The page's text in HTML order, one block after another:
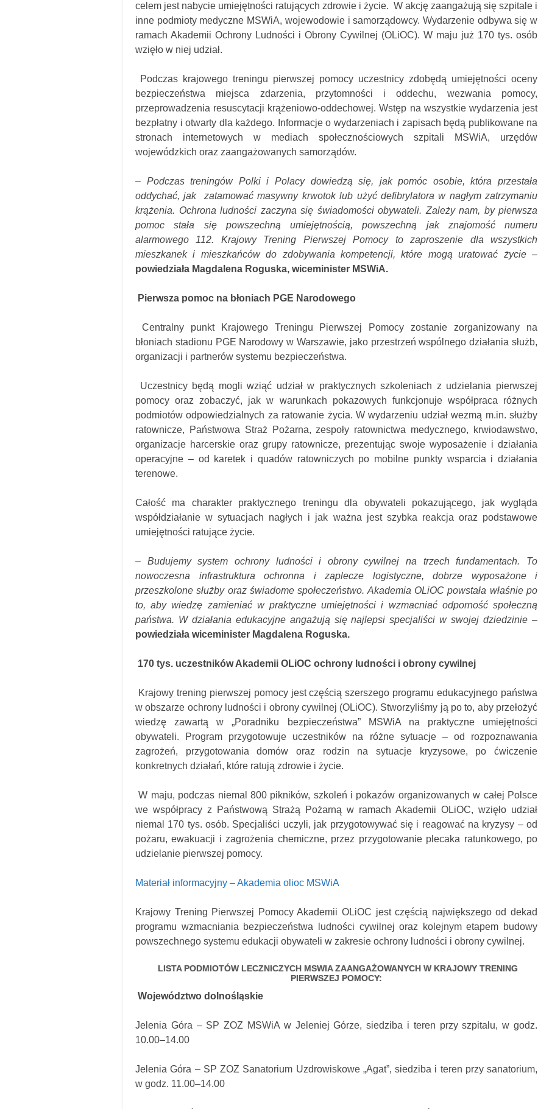
celem jest nabycie umiejętności ratujących zdrowie i życie. W akcję zaangażują się szpitale i
inne podmioty medyczne MSWiA, wojewodowie i samorządowcy. Wydarzenie odbywa się w
ramach Akademii Ochrony Ludności i Obrony Cywilnej (OLiOC). W maju już 170 tys. osób
wzięło w niej udział.
Podczas krajowego treningu pierwszej pomocy uczestnicy zdobędą umiejętności oceny
bezpieczeństwa miejsca zdarzenia, przytomności i oddechu, wezwania pomocy,
przeprowadzenia resuscytacji krążeniowo-oddechowej. Wstęp na wszystkie wydarzenia jest
bezpłatny i otwarty dla każdego. Informacje o wydarzeniach i zapisach będą publikowane na
stronach internetowych w mediach społecznościowych szpitali MSWiA, urzędów
wojewódzkich oraz zaangażowanych samorządów.
– Podczas treningów Polki i Polacy dowiedzą się, jak pomóc osobie, która przestała
oddychać, jak zatamować masywny krwotok lub użyć defibrylatora w nagłym zatrzymaniu
krążenia. Ochrona ludności zaczyna się świadomości obywateli. Zależy nam, by pierwsza
pomoc stała się powszechną umiejętnością, powszechną jak znajomość numeru
alarmowego 112. Krajowy Trening Pierwszej Pomocy to zaproszenie dla wszystkich
mieszkanek i mieszkańców do zdobywania kompetencji, które mogą uratować życie–
powiedziała Magdalena Roguska, wiceminister MSWiA.
Pierwsza pomoc na błoniach PGE Narodowego
Centralny punkt Krajowego Treningu Pierwszej Pomocy zostanie zorganizowany na
błoniach stadionu PGE Narodowy w Warszawie, jako przestrzeń wspólnego działania służb,
organizacji i partnerów systemu bezpieczeństwa.
Uczestnicy będą mogli wziąć udział w praktycznych szkoleniach z udzielania pierwszej
pomocy oraz zobaczyć, jak w warunkach pokazowych funkcjonuje współpraca różnych
podmiotów odpowiedzialnych za ratowanie życia. W wydarzeniu udział wezmą m.in. służby
ratownicze, Państwowa Straż Pożarna, zespoły ratownictwa medycznego, krwiodawstwo,
organizacje harcerskie oraz grupy ratownicze, prezentując swoje wyposażenie i działania
operacyjne – od karetek i quadów ratowniczych po mobilne punkty wsparcia i działania
terenowe.
Całość ma charakter praktycznego treningu dla obywateli pokazującego, jak wygląda
współdziałanie w sytuacjach nagłych i jak ważna jest szybka reakcja oraz podstawowe
umiejętności ratujące życie.
– Budujemy system ochrony ludności i obrony cywilnej na trzech fundamentach. To
nowoczesna infrastruktura ochronna i zaplecze logistyczne, dobrze wyposażone i
przeszkolone służby oraz świadome społeczeństwo. Akademia OLiOC powstała właśnie po
to, aby wiedzę zamieniać w praktyczne umiejętności i wzmacniać odporność społeczną
państwa. W działania edukacyjne angażują się najlepsi specjaliści w swojej dziedzinie –
powiedziała wiceminister Magdalena Roguska.
170 tys. uczestników Akademii OLiOC ochrony ludności i obrony cywilnej
Krajowy trening pierwszej pomocy jest częścią szerszego programu edukacyjnego państwa
w obszarze ochrony ludności i obrony cywilnej (OLiOC). Stworzyliśmy ją po to, aby przełożyć
wiedzę zawartą w „Poradniku bezpieczeństwa” MSWiA na praktyczne umiejętności
obywateli. Program przygotowuje uczestników na różne sytuacje – od rozpoznawania
zagrożeń, przygotowania domów oraz rodzin na sytuacje kryzysowe, po ćwiczenie
konkretnych działań, które ratują zdrowie i życie.
W maju, podczas niemal 800 pikników, szkoleń i pokazów organizowanych w całej Polsce
we współpracy z Państwową Strażą Pożarną w ramach Akademii OLiOC, wzięło udział
niemal 170 tys. osób. Specjaliści uczyli, jak przygotowywać się i reagować na kryzysy – od
pożaru, ewakuacji i zagrożenia chemiczne, przez przygotowanie plecaka ratunkowego, po
udzielanie pierwszej pomocy.
Materiał informacyjny – Akademia olioc MSWiA
Krajowy Trening Pierwszej Pomocy Akademii OLiOC jest częścią największego od dekad
programu wzmacniania bezpieczeństwa ludności cywilnej oraz kolejnym etapem budowy
powszechnego systemu edukacji obywateli w zakresie ochrony ludności i obrony cywilnej.
LISTA PODMIOTÓW LECZNICZYCH MSWIA ZAANGAŻOWANYCH W KRAJOWY TRENING
PIERWSZEJ POMOCY:
Województwo dolnośląskie
Jelenia Góra – SP ZOZ MSWiA w Jeleniej Górze, siedziba i teren przy szpitalu, w godz.
10.00–14.00
Jelenia Góra – SP ZOZ Sanatorium Uzdrowiskowe „Agat”, siedziba i teren przy sanatorium,
w godz. 11.00–14.00